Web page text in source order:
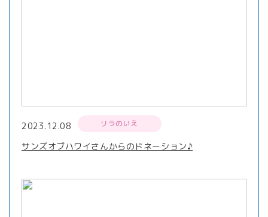
2023.12.08 リラのいえ
サンズオブハワイさんからのドネーション♪